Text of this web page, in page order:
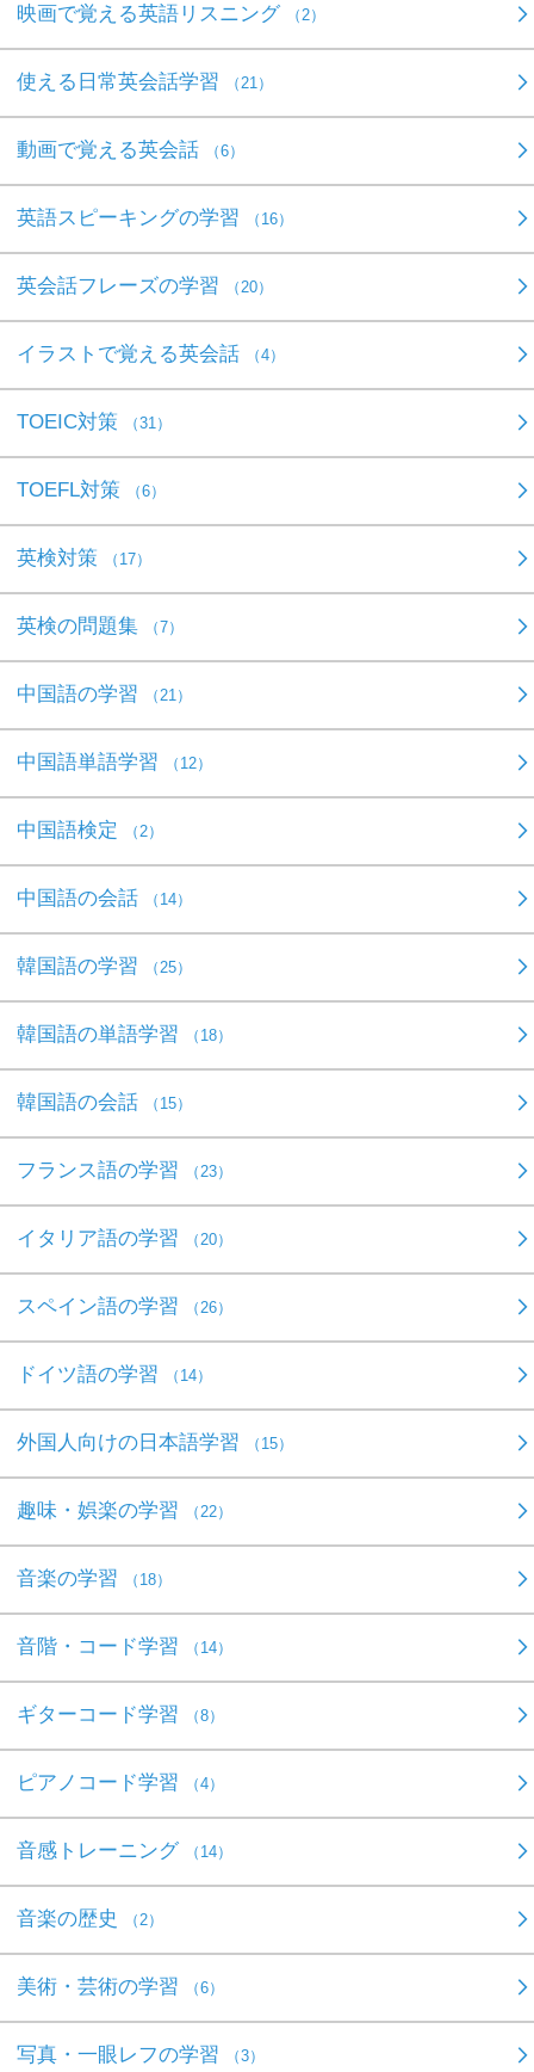
映画で覚える英語リスニング （2）
使える日常英会話学習 （21）
動画で覚える英会話 （6）
英語スピーキングの学習 （16）
英会話フレーズの学習 （20）
イラストで覚える英会話 （4）
TOEIC対策 （31）
TOEFL対策 （6）
英検対策 （17）
英検の問題集 （7）
中国語の学習 （21）
中国語単語学習 （12）
中国語検定 （2）
中国語の会話 （14）
韓国語の学習 （25）
韓国語の単語学習 （18）
韓国語の会話 （15）
フランス語の学習 （23）
イタリア語の学習 （20）
スペイン語の学習 （26）
ドイツ語の学習 （14）
外国人向けの日本語学習 （15）
趣味・娯楽の学習 （22）
音楽の学習 （18）
音階・コード学習 （14）
ギターコード学習 （8）
ピアノコード学習 （4）
音感トレーニング （14）
音楽の歴史 （2）
美術・芸術の学習 （6）
写真・一眼レフの学習 （3）